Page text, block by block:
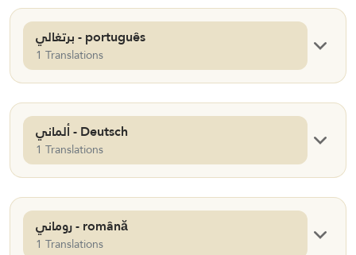
برتغالي - português
1 Translations
ألماني - Deutsch
1 Translations
روماني - română
1 Translations